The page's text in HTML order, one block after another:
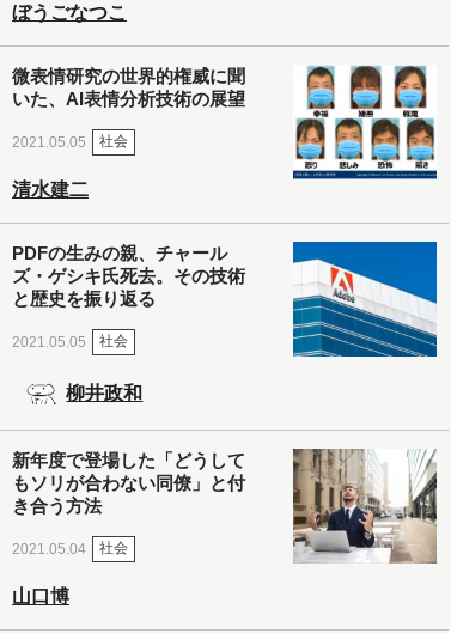
ぼうごなつこ
微表情研究の世界的権威に聞
いた、AI表情分析技術の展望
2021.05.05 社会
清水建二
PDFの生みの親、チャール
ズ・ゲシキ氏死去。その技術
と歴史を振り返る
2021.05.05 社会
柳井政和
新年度で登場した「どうして
もソリが合わない同僚」と付
き合う方法
2021.05.04 社会
山口博